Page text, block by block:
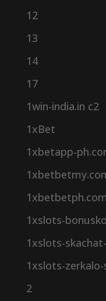
12
13
14
17
1win-india.in c2
1xBet
1xbetapp-
1xbetbetph.com
1xslots-
1xslots-
1xslots-
2